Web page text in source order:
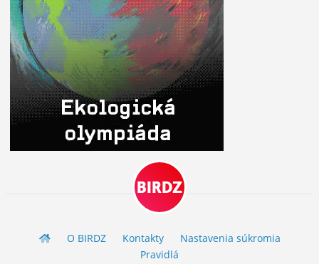
BIRDZ
O BIRDZ Kontakty
Nastavenia súkromia
Pravidlá